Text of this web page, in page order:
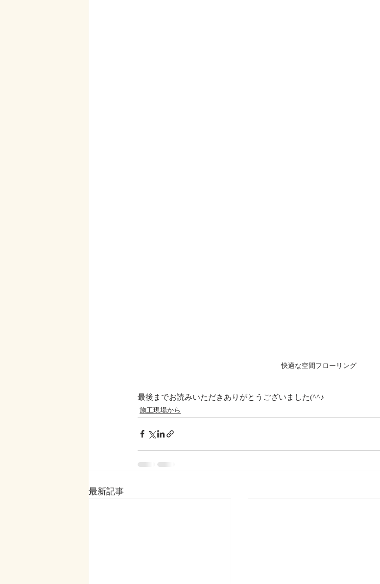
快適な空間フローリング
最後までお読みいただきありがとうございました(^^♪
施工現場から
最新記事